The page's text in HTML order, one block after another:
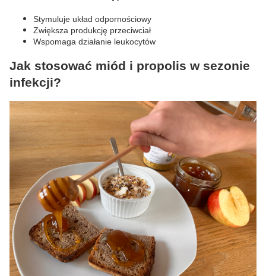
Stymuluje układ odpornościowy
Zwiększa produkcję przeciwciał
Wspomaga działanie leukocytów
Jak stosować miód i propolis w sezonie
infekcji?